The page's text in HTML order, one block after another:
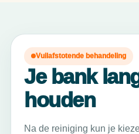
Vuilafstotende behandeling
Je bank
houden
Na de reiniging kun je